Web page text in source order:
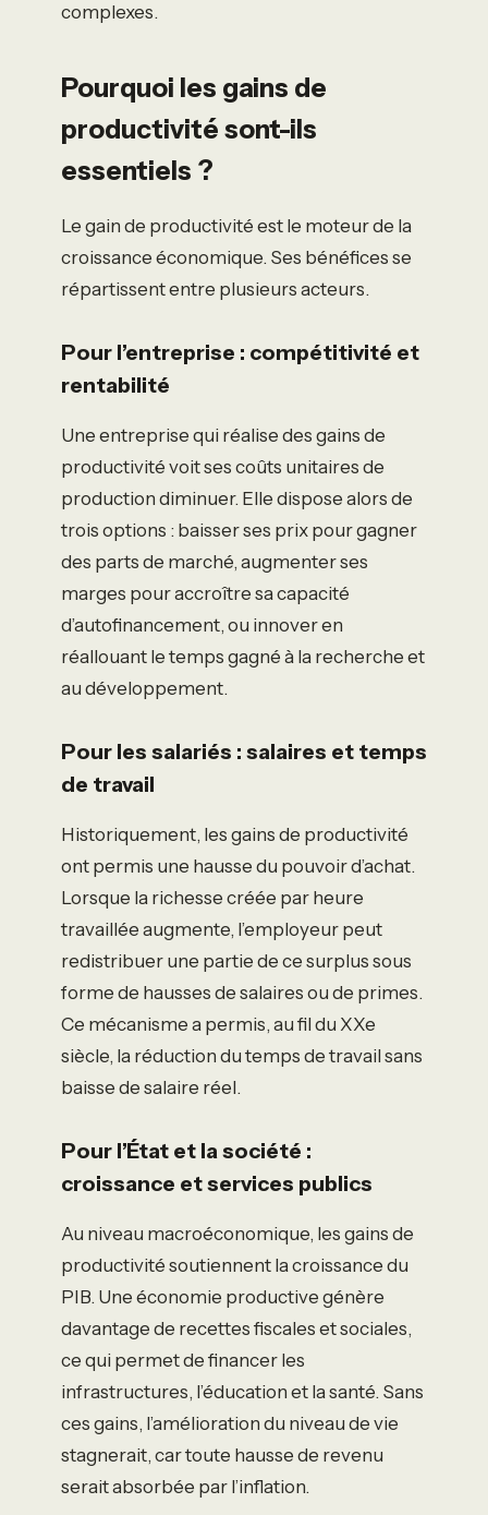
complexes.
Pourquoi les gains de
productivité sont-ils
essentiels ?
Le gain de productivité est le moteur de la
croissance économique. Ses bénéfices se
répartissent entre plusieurs acteurs.
Pour l’entreprise : compétitivité et
rentabilité
Une entreprise qui réalise des gains de
productivité voit ses coûts unitaires de
production diminuer. Elle dispose alors de
trois options : baisser ses prix pour gagner
des parts de marché, augmenter ses
marges pour accroître sa capacité
d’autofinancement, ou innover en
réallouant le temps gagné à la recherche et
au développement.
Pour les salariés : salaires et temps
de travail
Historiquement, les gains de productivité
ont permis une hausse du pouvoir d’achat.
Lorsque la richesse créée par heure
travaillée augmente, l’employeur peut
redistribuer une partie de ce surplus sous
forme de hausses de salaires ou de primes.
Ce mécanisme a permis, au fil du XXe
siècle, la réduction du temps de travail sans
baisse de salaire réel.
Pour l’État et la société :
croissance et services publics
Au niveau macroéconomique, les gains de
productivité soutiennent la croissance du
PIB. Une économie productive génère
davantage de recettes fiscales et sociales,
ce qui permet de financer les
infrastructures, l’éducation et la santé. Sans
ces gains, l’amélioration du niveau de vie
stagnerait, car toute hausse de revenu
serait absorbée par l’inflation.